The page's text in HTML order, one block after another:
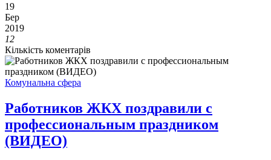
19
Бер
2019
12
Кількість коментарів
Комунальна сфера
Работников ЖКХ поздравили с
профессиональным праздником
(ВИДЕО)